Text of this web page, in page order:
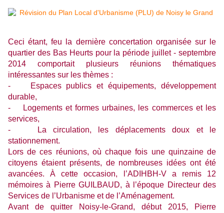
Ceci étant, feu la dernière concertation organisée sur le
quartier des Bas Heurts pour la période juillet - septembre
2014 comportait plusieurs réunions thématiques
intéressantes sur les thèmes :
- Espaces publics et équipements, développement
durable,
- Logements et formes urbaines, les commerces et les
services,
- La circulation, les déplacements doux et le
stationnement.
Lors de ces réunions, où chaque fois une quinzaine de
citoyens étaient présents, de nombreuses idées ont été
avancées. À cette occasion, l’ADIHBH-V a remis 12
mémoires à Pierre GUILBAUD, à l’époque Directeur des
Services de l’Urbanisme et de l’Aménagement.
Avant de quitter Noisy-le-Grand, début 2015, Pierre